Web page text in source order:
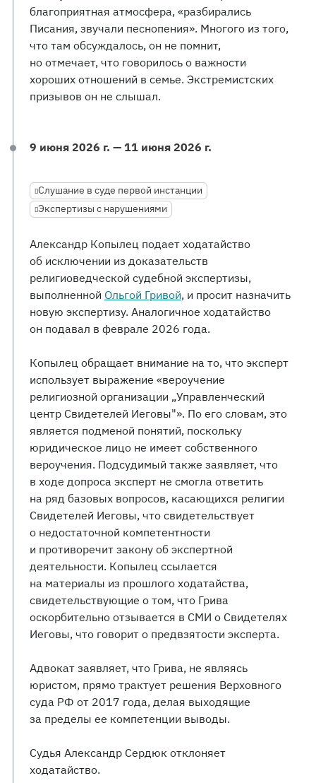
благоприятная атмосфера, «разбирались
Писания, звучали песнопения». Многого из того,
что там обсуждалось, он не помнит,
но отмечает, что говорилось о важности
хороших отношений в семье. Экстремистских
призывов он не слышал.
9 июня 2026 г. — 11 июня 2026 г.
Слушание в суде первой инстанции
Экспертизы с нарушениями
Александр Копылец подает ходатайство
об исключении из доказательств
религиоведческой судебной экспертизы,
выполненной Ольгой Гривой, и просит назначить
новую экспертизу. Аналогичное ходатайство
он подавал в феврале 2026 года.
Копылец обращает внимание на то, что эксперт
использует выражение «вероучение
религиозной организации „Управленческий
центр Свидетелей Иеговы"». По его словам, это
является подменой понятий, поскольку
юридическое лицо не имеет собственного
вероучения. Подсудимый также заявляет, что
в ходе допроса эксперт не смогла ответить
на ряд базовых вопросов, касающихся религии
Свидетелей Иеговы, что свидетельствует
о недостаточной компетентности
и противоречит закону об экспертной
деятельности. Копылец ссылается
на материалы из прошлого ходатайства,
свидетельствующие о том, что Грива
оскорбительно отзывается в СМИ о Свидетелях
Иеговы, что говорит о предвзятости эксперта.
Адвокат заявляет, что Грива, не являясь
юристом, прямо трактует решения Верховного
суда РФ от 2017 года, делая выходящие
за пределы ее компетенции выводы.
Судья Александр Сердюк отклоняет
ходатайство.